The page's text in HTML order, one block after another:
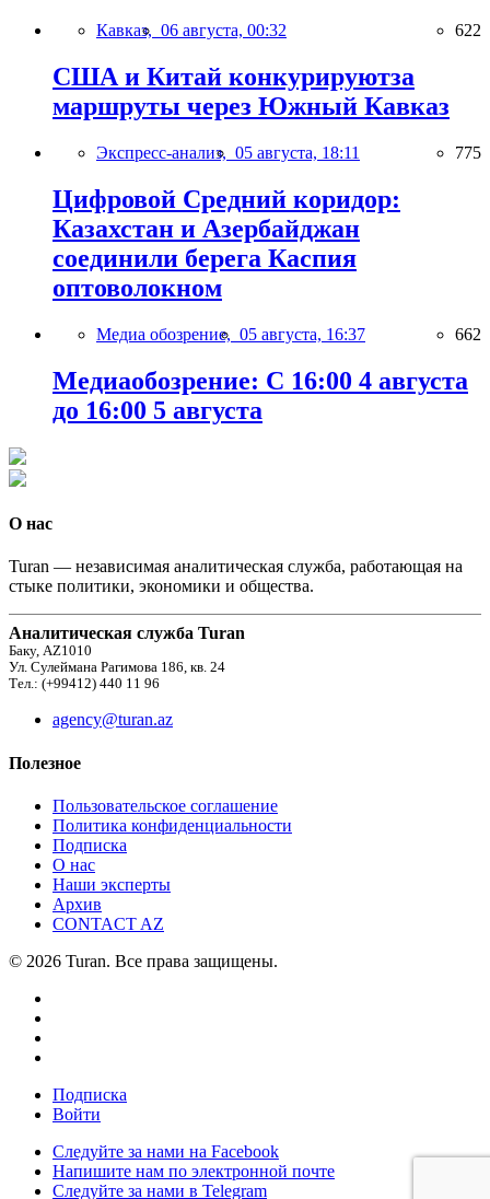
Кавказ, 06 августа, 00:32 622
США и Китай конкурируютза
маршруты через Южный Кавказ
Экспресс-анализ, 05 августа, 18:11 775
Цифровой Средний коридор:
Казахстан и Азербайджан
соединили берега Каспия
оптоволокном
Медиа обозрение, 05 августа, 16:37 662
Медиаобозрение: С 16:00 4 августа
до 16:00 5 августа
О нас
Turan — независимая аналитическая служба, работающая на
стыке политики, экономики и общества.
Аналитическая служба Turan
Баку, AZ1010
Ул. Сулеймана Рагимова 186, кв. 24
Тел.: (+99412) 440 11 96
agency@turan.az
Полезное
Пользовательское соглашение
Политика конфиденциальности
Подписка
О нас
Наши эксперты
Архив
CONTACT AZ
© 2026 Turan. Все права защищены.
Подписка
Войти
Следуйте за нами на Facebook
Напишите нам по электронной почте
Следуйте за нами в Telegram